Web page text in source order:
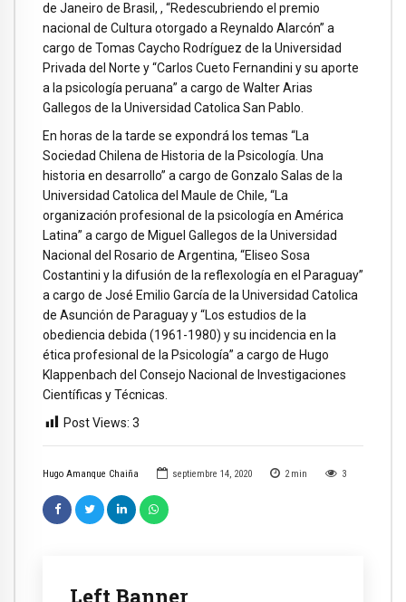
Hugo Amanque Chaiña septiembre 14, 2020 2 min 3
Left Banner
de Janeiro de Brasil, , “Redescubriendo el premio
nacional de Cultura otorgado a Reynaldo Alarcón” a
cargo de Tomas Caycho Rodríguez de la Universidad
Privada del Norte y “Carlos Cueto Fernandini y su aporte
a la psicología peruana” a cargo de Walter Arias
Gallegos de la Universidad Catolica San Pablo.
En horas de la tarde se expondrá los temas “La
Sociedad Chilena de Historia de la Psicología. Una
historia en desarrollo” a cargo de Gonzalo Salas de la
Universidad Catolica del Maule de Chile, “La
organización profesional de la psicología en América
Latina” a cargo de Miguel Gallegos de la Universidad
Nacional del Rosario de Argentina, “Eliseo Sosa
Costantini y la difusión de la reflexología en el Paraguay”
a cargo de José Emilio García de la Universidad Catolica
de Asunción de Paraguay y “Los estudios de la
obediencia debida (1961-1980) y su incidencia en la
ética profesional de la Psicología” a cargo de Hugo
Klappenbach del Consejo Nacional de Investigaciones
Científicas y Técnicas.
Post Views: 3